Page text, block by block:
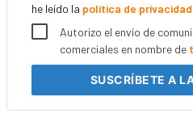
he leído la política de privacidad
Autorizo el envío de
comerciales en nombre de
SUSCRÍBETEA